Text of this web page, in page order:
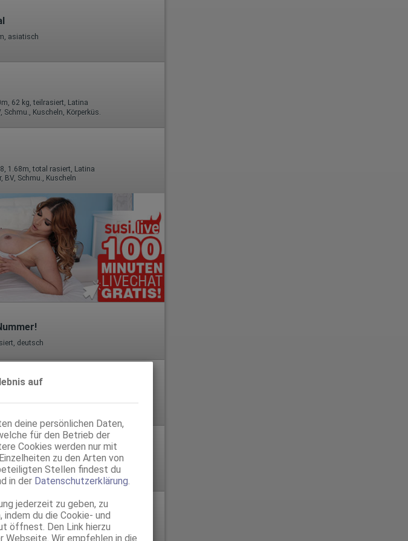
auf
deine persönlichen Daten,
für den Betrieb der
Cookies werden nur mit
zu den Arten von
Stellen findest du
in der Datenschutzerklärung
jederzeit zu geben, zu
du die Cookie- und
öffnest. Den Link hierzu
Webseite. Wir empfehlen in die
asiatisch
62 kg, teilrasiert, Latina
Schmu., Kuscheln, Körperküs.
1.68m, total rasiert, Latina
BV, Schmu., Kuscheln
deutsch
asiatisch
Schmu., Kuscheln, Körperküs.
rasiert, asiatisch